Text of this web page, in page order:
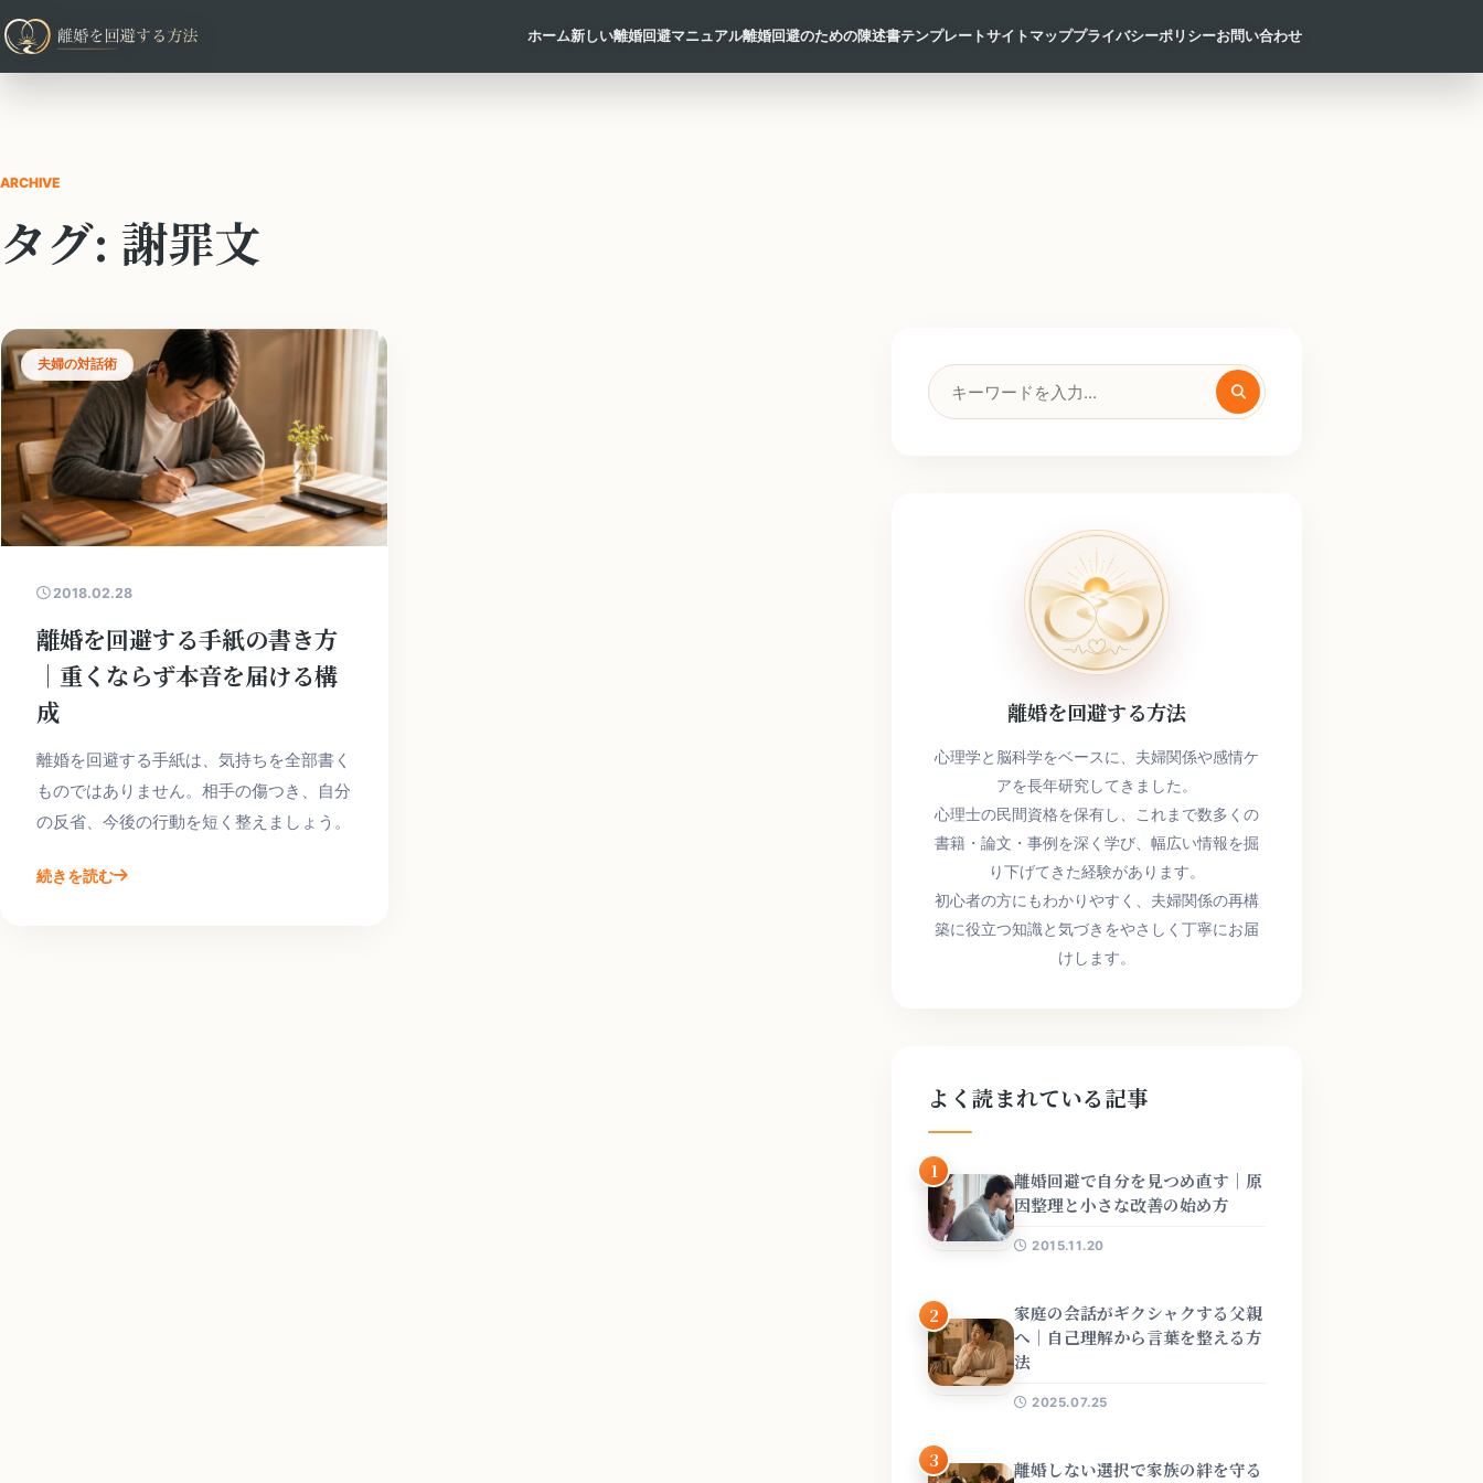
ホーム新しい離婚回避マニュアル離婚回避のための陳述書テンプレートサイトマッププライバシーポリシーお問い合わせ
ARCHIVE
タグ: 謝罪文
夫婦の対話術
2018.02.28
離婚を回避する手紙の書き方
｜重くならず本音を届ける構
成
離婚を回避する手紙は、気持ちを全部書く
ものではありません。相手の傷つき、自分
の反省、今後の行動を短く整えましょう。
続きを読む
検
索
離婚を回避する方法
心理学と脳科学をベースに、夫婦関係や感情ケ
アを長年研究してきました。
心理士の民間資格を保有し、これまで数多くの
書籍・論文・事例を深く学び、幅広い情報を掘
り下げてきた経験があります。
初心者の方にもわかりやすく、夫婦関係の再構
築に役立つ知識と気づきをやさしく丁寧にお届
けします。
よく読まれている記事
1
離婚回避で自分を見つめ直す｜原
因整理と小さな改善の始め方
2015.11.20
2
家庭の会話がギクシャクする父親
へ｜自己理解から言葉を整える方
法
2025.07.25
3
離婚しない選択で家族の絆を守る